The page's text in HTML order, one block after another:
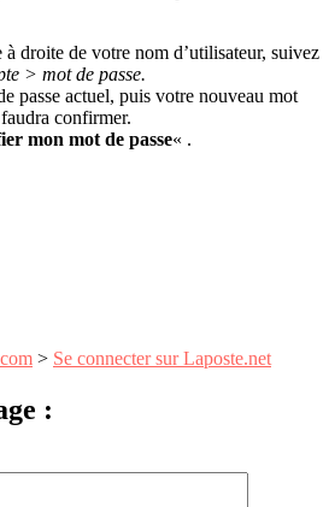
droite de votre nom d’utilisateur, suivez
> mot de passe.
passe actuel, puis votre nouveau mot
confirmer.
mon mot de passe« .
> Se connecter sur Laposte.net
: